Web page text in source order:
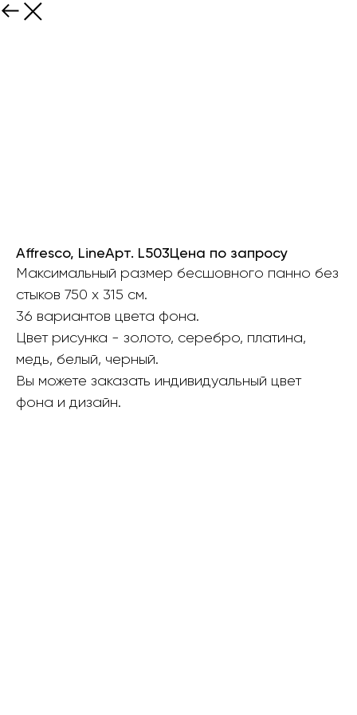
Affresco, LineАрт. L503Цена по запросу
Максимальный размер бесшовного панно без
стыков 750 х 315 см.
36 вариантов цвета фона.
Цвет рисунка - золото, серебро, платина,
медь, белый, черный.
Вы можете заказать индивидуальный цвет
фона и дизайн.